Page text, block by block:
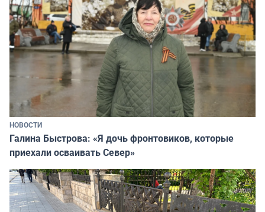
НОВОСТИ
Галина Быстрова: «Я дочь фронтовиков, которые
приехали осваивать Север»